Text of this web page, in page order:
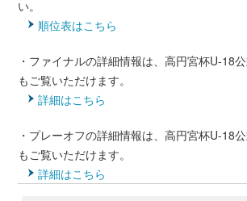
い。
順位表はこちら
・ファイナルの詳細情報は、高円宮杯U-18
もご覧いただけます。
詳細はこちら
・プレーオフの詳細情報は、高円宮杯U-18
もご覧いただけます。
詳細はこちら